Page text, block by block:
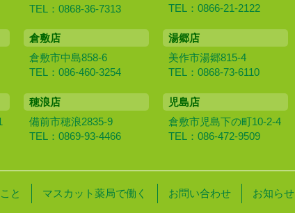
TEL：0868-36-7313
TEL：0866-21-2122
倉敷店
倉敷市中島858-6
TEL：086-460-3254
湯郷店
美作市湯郷815-4
TEL：0868-73-6110
穂浪店
備前市穂浪2835-9
TEL：0869-93-4466
児島店
倉敷市児島下の町10‐2‐4
TEL：086-472-9509
と マスカット薬局で働く お問い合わせ お知らせ